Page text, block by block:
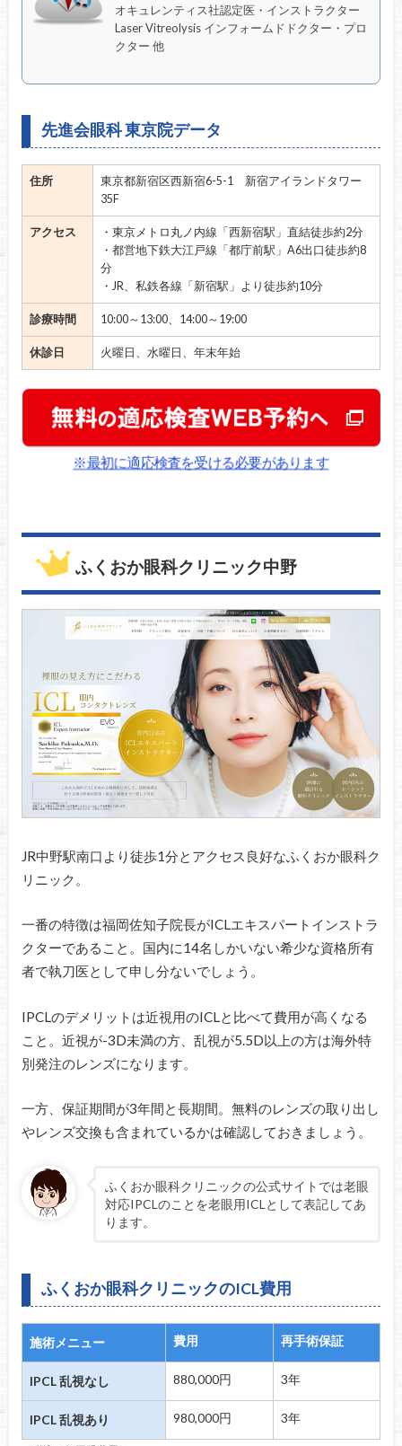
オキュレンティス社認定医・インストラクター
Laser Vitreolysis インフォームドドクター・プロ
クター 他
先進会眼科 東京院データ
住所
東京都新宿区西新宿6-5-1 新宿アイランドタワー
35F
アクセス
・東京メトロ丸ノ内線「西新宿駅」直結徒歩約2分
・都営地下鉄大江戸線「都庁前駅」A6出口徒歩約8
分
・JR、私鉄各線「新宿駅」より徒歩約10分
診療時間 10:00～13:00、14:00～19:00
休診日 火曜日、水曜日、年末年始
※最初に適応検査を受ける必要があります
ふくおか眼科クリニック中野
JR中野駅南口より徒歩1分とアクセス良好なふくおか眼科ク
リニック。
一番の特徴は福岡佐知子院長がICLエキスパートインストラ
クターであること。国内に14名しかいない希少な資格所有
者で執刀医として申し分ないでしょう。
IPCLのデメリットは近視用のICLと比べて費用が高くなる
こと。近視が-3D未満の方、乱視が5.5D以上の方は海外特
別発注のレンズになります。
一方、保証期間が3年間と長期間。無料のレンズの取り出し
やレンズ交換も含まれているかは確認しておきましょう。
ふくおか眼科クリニックの公式サイトでは老眼
対応IPCLのことを老眼用ICLとして表記してあ
ります。
ふくおか眼科クリニックのICL費用
施術メニュー 費用 再手術保証
IPCL 乱視なし 880,000円 3年
IPCL 乱視あり 980,000円 3年